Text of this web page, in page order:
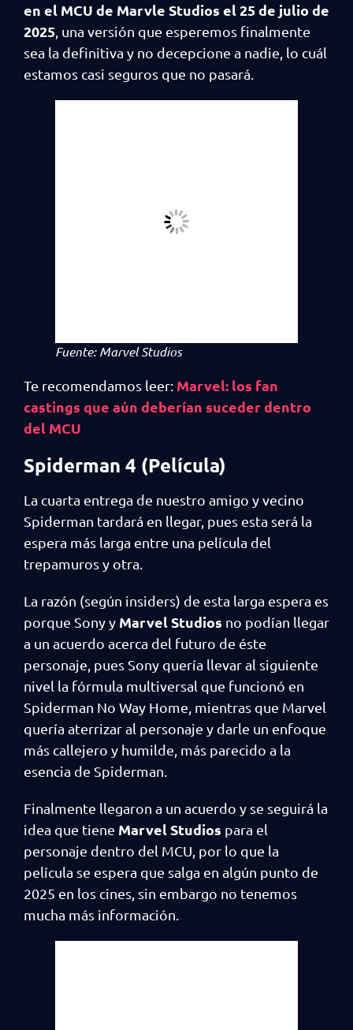
en el MCU de Marvle Studios el 25 de julio de
2025, una versión que esperemos finalmente
sea la definitiva y no decepcione a nadie, lo cuál
estamos casi seguros que no pasará.
Fuente: Marvel Studios
Te recomendamos leer: Marvel: los fan
castings que aún deberían suceder dentro
del MCU
Spiderman 4 (Película)
La cuarta entrega de nuestro amigo y vecino
Spiderman tardará en llegar, pues esta será la
espera más larga entre una película del
trepamuros y otra.
La razón (según insiders) de esta larga espera es
porque Sony y Marvel Studios no podían llegar
a un acuerdo acerca del futuro de éste
personaje, pues Sony quería llevar al siguiente
nivel la fórmula multiversal que funcionó en
Spiderman No Way Home, mientras que Marvel
quería aterrizar al personaje y darle un enfoque
más callejero y humilde, más parecido a la
esencia de Spiderman.
Finalmente llegaron a un acuerdo y se seguirá la
idea que tiene Marvel Studios para el
personaje dentro del MCU, por lo que la
película se espera que salga en algún punto de
2025 en los cines, sin embargo no tenemos
mucha más información.